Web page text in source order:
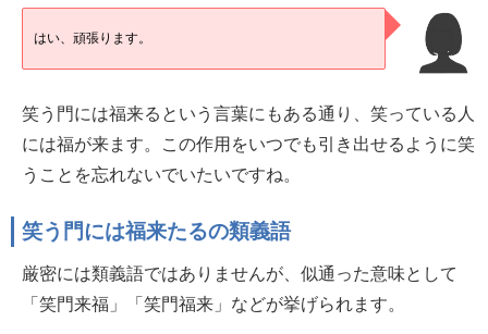
はい、頑張ります。
笑う門には福来るという言葉にもある通り、笑っている人
には福が来ます。この作用をいつでも引き出せるように笑
うことを忘れないでいたいですね。
笑う門には福来たるの類義語
厳密には類義語ではありませんが、似通った意味として
「笑門来福」「笑門福来」などが挙げられます。